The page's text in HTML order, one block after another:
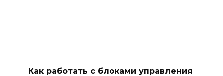
Как работать с блоками управления